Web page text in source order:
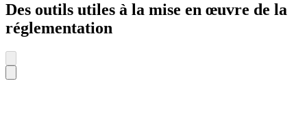
Des outils utiles à la mise en œuvre de la
réglementation